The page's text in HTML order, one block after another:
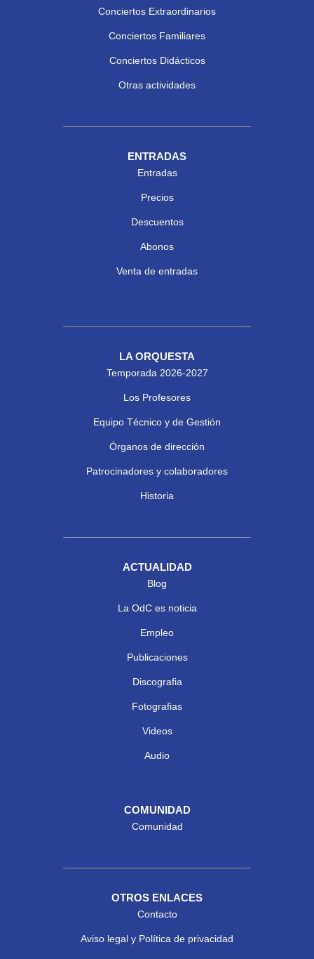
Conciertos Extraordinarios
Conciertos Familiares
Conciertos Didácticos
Otras actividades
ENTRADAS
Entradas
Precios
Descuentos
Abonos
Venta de entradas
LA ORQUESTA
Temporada 2026-2027
Los Profesores
Equipo Técnico y de Gestión
Órganos de dirección
Patrocinadores y colaboradores
Historia
ACTUALIDAD
Blog
La OdC es noticia
Empleo
Publicaciones
Discografia
Fotografias
Videos
Audio
COMUNIDAD
Comunidad
OTROS ENLACES
Contacto
Aviso legal y Política de privacidad